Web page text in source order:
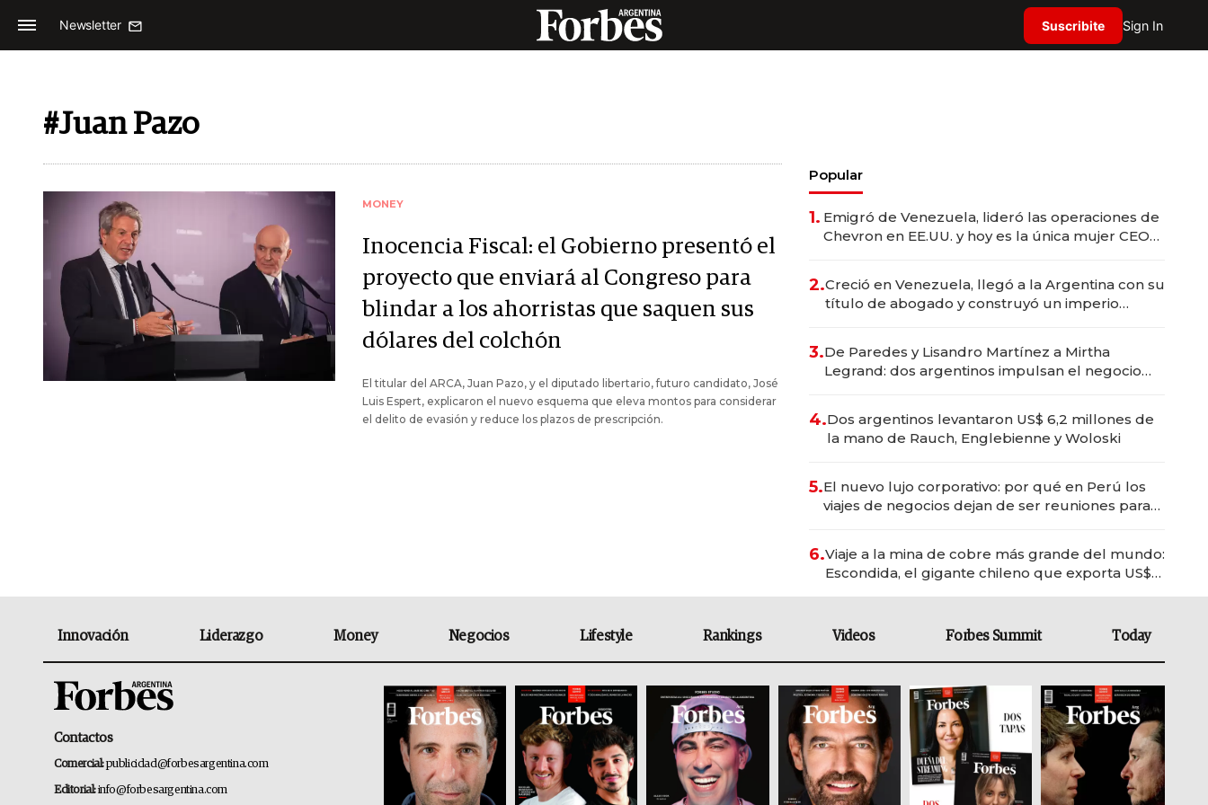
Newsletter Suscribite Sign In
#Juan Pazo
MONEY
Inocencia Fiscal: el Gobierno presentó el
proyecto que enviará al Congreso para
blindar a los ahorristas que saquen sus
dólares del colchón
El titular del ARCA, Juan Pazo, y el diputado libertario, futuro candidato, José
Luis Espert, explicaron el nuevo esquema que eleva montos para considerar
el delito de evasión y reduce los plazos de prescripción.
Popular
1. Emigró de Venezuela, lideró las operaciones de
Chevron en EE.UU. y hoy es la única mujer CEO
2.Creció en Venezuela, llegó a la Argentina con su
título de abogado y construyó un imperio
3.De Paredes y Lisandro Martínez a Mirtha
Legrand: dos argentinos impulsan el negocio
4.Dos argentinos levantaron US$ 6,2 millones de
la mano de Rauch, Englebienne y Woloski
5.El nuevo lujo corporativo: por qué en Perú los
viajes de negocios dejan de ser reuniones para
6.Viaje a la mina de cobre más grande del mundo:
Escondida, el gigante chileno que exporta US$
Innovación Liderazgo Money Negocios Lifestyle Rankings Videos Forbes Summit Today
Contactos
Comercial:publicidad@forbesargentina.com
Editorial:info@forbesargentina.com